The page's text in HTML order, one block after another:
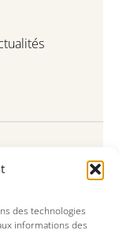
des technologies
informations des